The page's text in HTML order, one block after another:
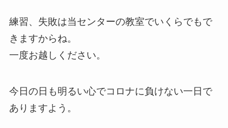
練習、失敗は当センターの教室でいくらでもで
きますからね。
一度お越しください。
今日の日も明るい心でコロナに負けない一日で
ありますよう。